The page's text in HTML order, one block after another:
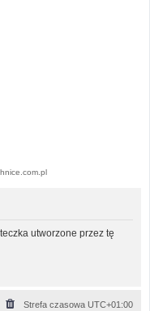
utworzone przez tę
Strefa czasowa UTC+01:00